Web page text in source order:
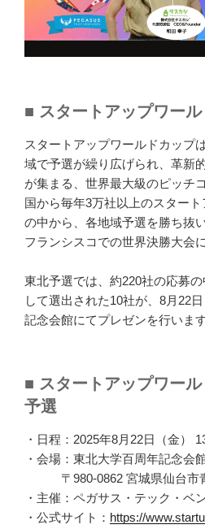
■ スタートアップワー
スタートアップワールドカップ
域で予選が繰り広げられ、革新
が集まる、世界最大級のピッチ
国から毎年3万社以上のスター
の中から、各地域予選を勝ち抜
フランシスコでの世界決勝大会
東北予選では、約220社の応募
して選出された10社が、8月22
記念会館にてプレゼンを行います
■ スタートアップワー
予選
・日程：2025年8月22日（金）
・会場：東北大学百周年記念会
〒980-0862 宮城県仙台市
・主催：ペガサス・テック・ベ
・公式サイト： https://